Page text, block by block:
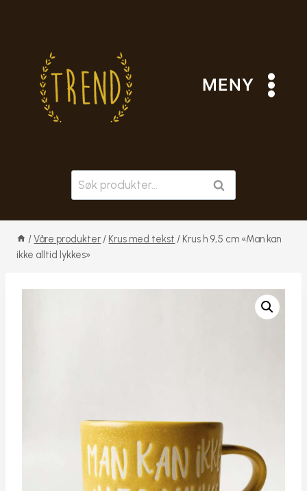
MENY
Søk
etter:
SØK
/Våre produkter / Krus med tekst / Krus h 9,5 cm «Man kan
ikke alltid lykkes»